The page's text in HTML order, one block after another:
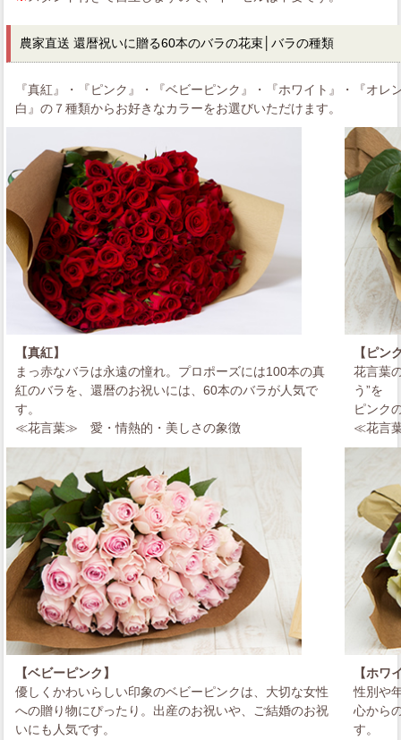
農家直送 還暦祝いに贈る60本のバラの花束 │バラの種類
『真紅』・『ピンク』・『ベビーピンク』・『ホワイト』・『オ
白』の７種類からお好きなカラーをお選びいただけます。
【真紅】
まっ赤なバラは永遠の憧れ。プロポーズには100本の真
紅のバラを、還暦のお祝いには、60本のバラが人気で
す。
≪花言葉≫
愛・情熱的・美しさの象徴
【ピン
花言葉
う”を
ピンク
≪花言
【ベビーピンク】
優しくかわいらしい印象のベビーピンクは、大切な女性
への贈り物にぴったり。出産のお祝いや、ご結婚のお祝
いにも人気です。
【ホワ
性別や
心から
す。